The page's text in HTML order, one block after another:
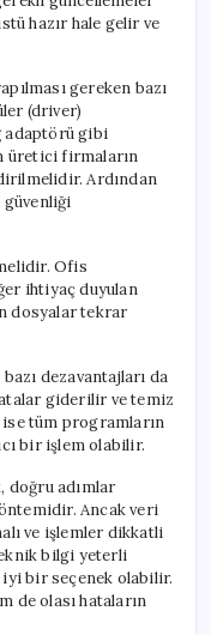
hazır hale gelir ve
gereken bazı
(driver)
adaptörü gibi
üretici firmaların
Ardından
güvenliği
Ofis
ihtiyaç duyulan
dosyalar tekrar
dezavantajları da
giderilir ve temiz
ise tüm programların
bir işlem olabilir.
doğru adımlar
Ancak veri
ve işlemler dikkatli
bilgi yeterli
bir seçenek olabilir.
de olası hataların